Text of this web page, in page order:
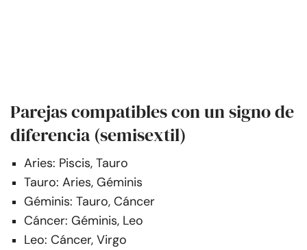
Parejas compatibles con un signo de
diferencia (semisextil)
Aries: Piscis, Tauro
Tauro: Aries, Géminis
Géminis: Tauro, Cáncer
Cáncer: Géminis, Leo
Leo: Cáncer, Virgo